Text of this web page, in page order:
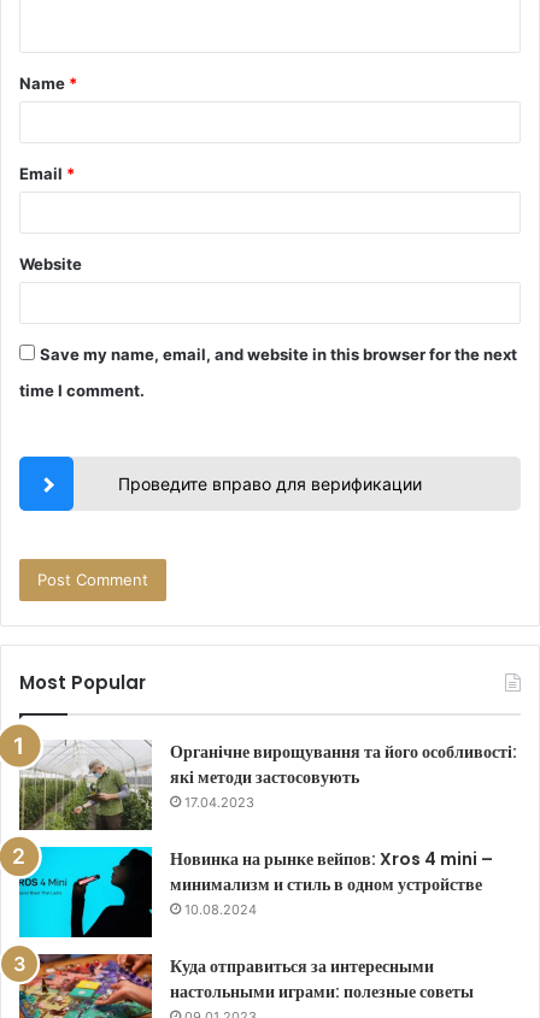
t
*
Name *
Email *
Website
Save my name, email, and website in this browser for the next
time I comment.
Проведите вправо для верификации
Most Popular
Органічне вирощування та його особливості:
які методи застосовують
17.04.2023
Новинка на рынке вейпов: Xros 4 mini –
минимализм и стиль в одном устройстве
10.08.2024
Куда отправиться за интересными
настольными играми: полезные советы